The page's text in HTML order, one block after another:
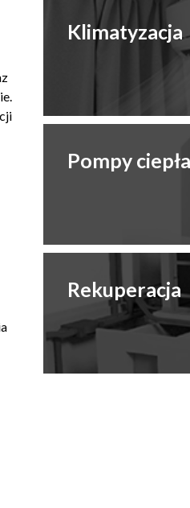
Klimatyzacja
Pompy ciepła
Rekuperacja